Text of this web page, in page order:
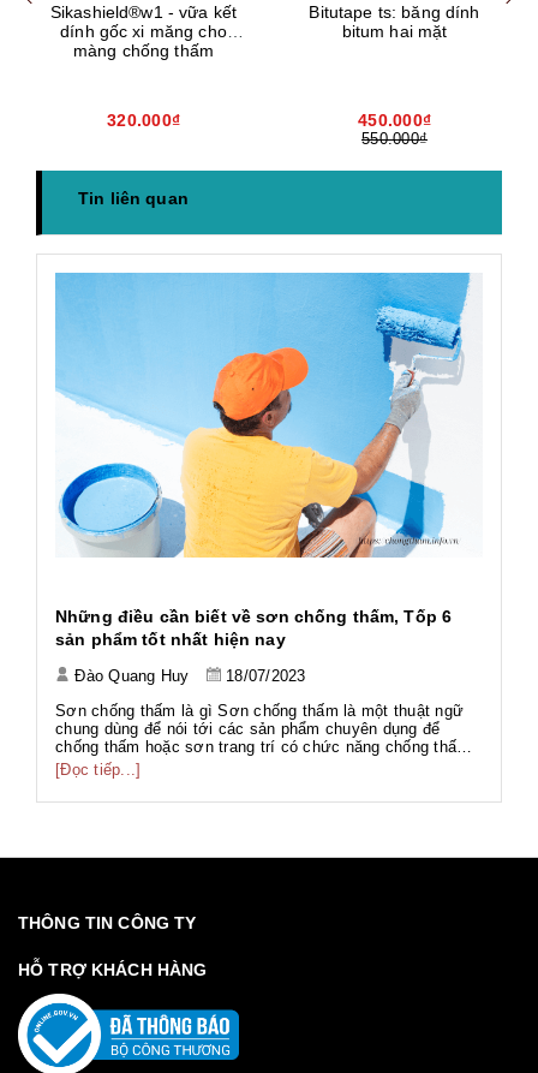
Sikashield®w1 - vữa kết
dính gốc xi măng cho
màng chống thấm
320.000₫
Bitutape ts: băng dính
bitum hai mặt
450.000₫
550.000₫
Tin liên quan
Những điều cần biết về sơn chống thấm, Tốp 6
sản phẩm tốt nhất hiện nay
Đào Quang Huy
18/07/2023
Sơn chống thấm là gì Sơn chống thấm là một thuật ngữ
chung dùng để nói tới các sản phẩm chuyên dụng để
chống thấm hoặc sơn trang trí có chức năng chống thấm.
Với thành phần đa dạng như gốc PU, gốc Acrylic, gốc Xi
măng... phục vụ nhiều hạng mục công trình với nhiều mục
đích khác nhau. Sơn chố...
[Đọc tiếp...]
THÔNG TIN CÔNG TY
HỖ TRỢ KHÁCH HÀNG